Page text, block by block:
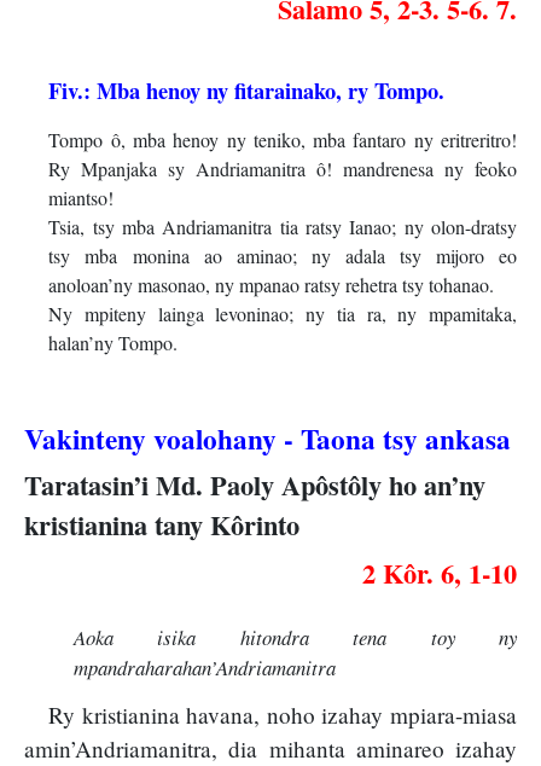
Salamo 5, 2-3. 5-6. 7.
Fiv.: Mba henoy ny fitarainako, ry Tompo.
Tompo ô, mba henoy ny teniko, mba fantaro ny eritreritro!
Ry Mpanjaka sy Andriamanitra ô! mandrenesa ny feoko
miantso!
Tsia, tsy mba Andriamanitra tia ratsy Ianao; ny olon-dratsy
tsy mba monina ao aminao; ny adala tsy mijoro eo
anoloan’ny masonao, ny mpanao ratsy rehetra tsy tohanao.
Ny mpiteny lainga levoninao; ny tia ra, ny mpamitaka,
halan’ny Tompo.
Vakinteny voalohany - Taona tsy ankasa
Taratasin’i Md. Paoly Apôstôly ho an’ny
kristianina tany Kôrinto
2 Kôr. 6, 1-10
Aoka isika hitondra tena toy ny
mpandraharahan’Andriamanitra
Ry kristianina havana, noho izahay mpiara-miasa
amin’Andriamanitra, dia mihanta aminareo izahay